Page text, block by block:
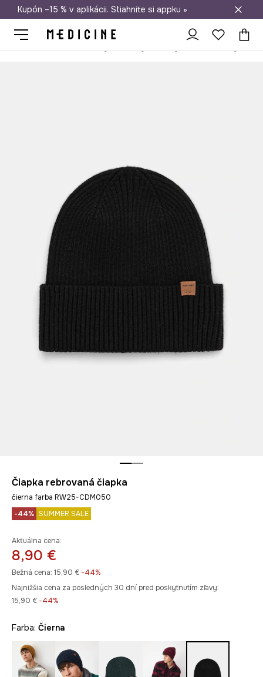
Doprava zadarmo od 50 €
Kupón –15 % v aplikácii. Stiahnite si appku »
Čiapka rebrovaná čiapka
čierna farba RW25-CDM050
-44% SUMMER SALE
Aktuálna cena:
8,90 €
Bežná cena: 15,90 € -44%
Najnižšia cena za posledných 30 dní pred poskytnutím zľavy:
15,90 € -44%
Farba: čierna